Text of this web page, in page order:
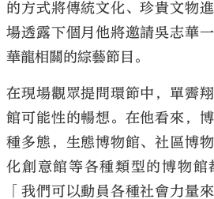
的方式將傳統文化、珍貴文物
場透露下個月他將邀請吳志華
華龍相關的綜藝節目。
在現場觀眾提問環節中，單霽
館可能性的暢想。在他看來，
種多態，生態博物館、社區博
化創意館等各種類型的博物館
「我們可以動員各種社會力量